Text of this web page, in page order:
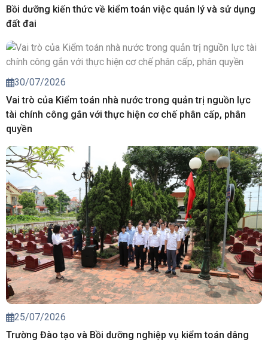
Bồi dưỡng kiến thức về kiểm toán việc quản lý và sử dụng
đất đai
30/07/2026
Vai trò của Kiểm toán nhà nước trong quản trị nguồn lực
tài chính công gắn với thực hiện cơ chế phân cấp, phân
quyền
25/07/2026
Trường Đào tạo và Bồi dưỡng nghiệp vụ kiểm toán dâng